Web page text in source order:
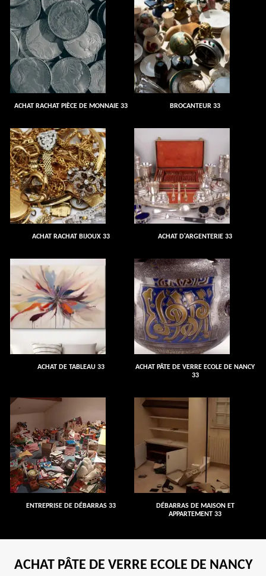
ACHAT RACHAT PIÈCE DE MONNAIE 33 BROCANTEUR 33
ACHAT RACHAT BIJOUX 33 ACHAT D'ARGENTERIE 33
ACHAT DE TABLEAU 33
ACHAT PÂTE DE VERRE ECOLE DE NANCY
33
ENTREPRISE DE DÉBARRAS 33
DÉBARRAS DE MAISON ET
APPARTEMENT 33
ACHAT PÂTE DE VERRE ECOLE DE NANCY